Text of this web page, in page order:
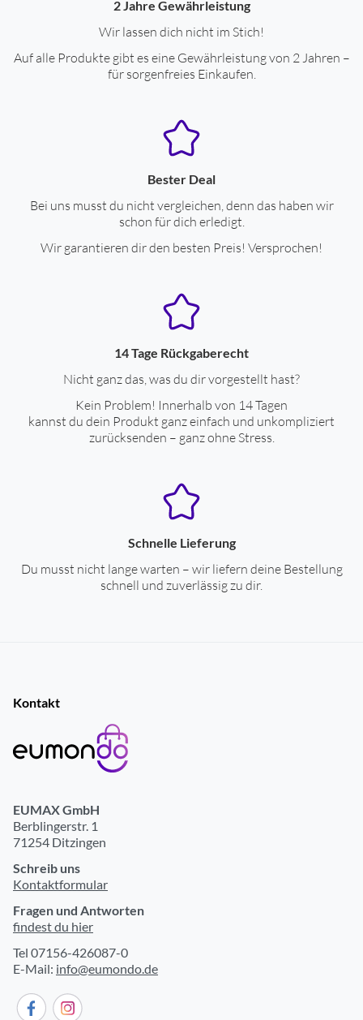
2 Jahre Gewährleistung
Wir lassen dich nicht im Stich!
Auf alle Produkte gibt es eine Gewährleistung von 2 Jahren –
für sorgenfreies Einkaufen.
Bester Deal
Bei uns musst du nicht vergleichen, denn das haben wir
schon für dich erledigt.
Wir garantieren dir den besten Preis! Versprochen!
14 Tage Rückgaberecht
Nicht ganz das, was du dir vorgestellt hast?
Kein Problem! Innerhalb von 14 Tagen
kannst du dein Produkt ganz einfach und unkompliziert
zurücksenden – ganz ohne Stress.
Schnelle Lieferung
Du musst nicht lange warten – wir liefern deine Bestellung
schnell und zuverlässig zu dir.
Kontakt
EUMAX GmbH
Berblingerstr. 1
71254 Ditzingen
Schreib uns
Kontaktformular
Fragen und Antworten
findest du hier
Tel 07156-426087-0
E-Mail: info@eumondo.de